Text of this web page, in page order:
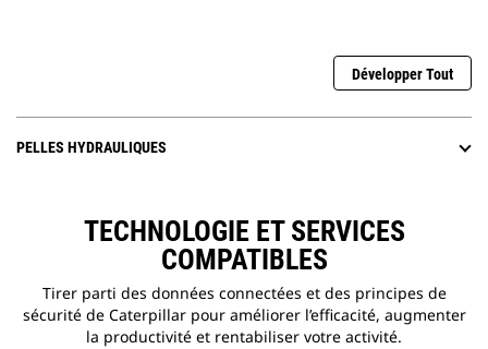
Développer Tout
PELLES HYDRAULIQUES
TECHNOLOGIE ET SERVICES
COMPATIBLES
Tirer parti des données connectées et des principes de
sécurité de Caterpillar pour améliorer l’efficacité, augmenter
la productivité et rentabiliser votre activité.